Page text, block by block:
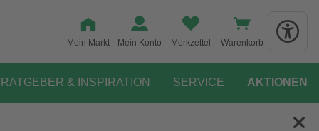
Mein Markt Mein Konto Merkzettel Warenkorb
RATGEBER & INSPIRATION SERVICE AKTIONEN